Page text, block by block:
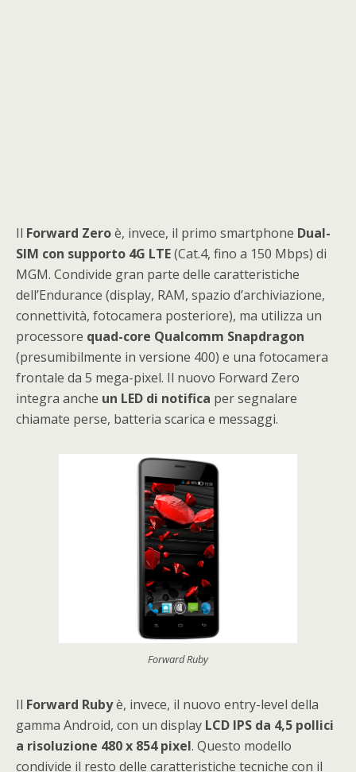
Il Forward Zeroè, invece, il primo smartphone Dual-
SIM con supporto 4G LTE(Cat.4, fino a 150 Mbps) di
MGM. Condivide gran parte delle caratteristiche
dell’Endurance (display, RAM, spazio d’archiviazione,
connettività, fotocamera posteriore), ma utilizza un
processore quad-core Qualcomm Snapdragon
(presumibilmente in versione 400) e una fotocamera
frontale da 5 mega-pixel. Il nuovo Forward Zero
integra anche un LED di notifica per segnalare
chiamate perse, batteria scarica e messaggi.
Forward Ruby
Il Forward Rubyè, invece, il nuovo entry-level della
gamma Android, con un display LCD IPS da 4,5 pollici
a risoluzione 480 x 854 pixel. Questo modello
condivide il resto delle caratteristiche tecniche con il